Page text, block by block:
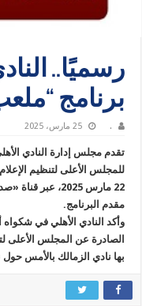
رسميًا..
برنامج
. 25 مارس، 2025
تقدم مجلس إدارة النادي
للمجلس الأعلى لتنظيم
22 مارس 2025،
مقدم البرنامج.
وأكد النادي الأهلي في
الصادرة عن المجلس الأعلى
بها نادي الزمالك بالأمس